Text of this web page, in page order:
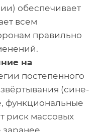
обеспечивает
всем
правильно
на
постепенного
(сине-
функциональные
риск массовых